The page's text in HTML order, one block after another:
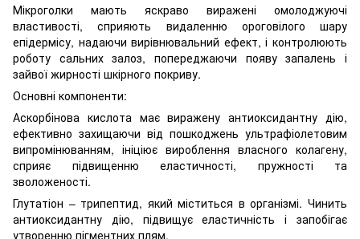
Мікроголки мають яскраво виражені омолоджуючі
властивості, сприяють видаленню ороговілого шару
епідермісу, надаючи вирівнювальний ефект, і контролюють
роботу сальних залоз, попереджаючи появу запалень і
зайвої жирності шкірного покриву.
Основні компоненти:
Аскорбінова кислота має виражену антиоксидантну дію,
ефективно захищаючи від пошкоджень ультрафіолетовим
випромінюванням, ініціює вироблення власного колагену,
сприяє підвищенню еластичності, пружності та
зволоженості.
Глутатіон – трипептид, який міститься в організмі. Чинить
антиоксидантну дію, підвищує еластичність і запобігає
утворенню пігментних плям.